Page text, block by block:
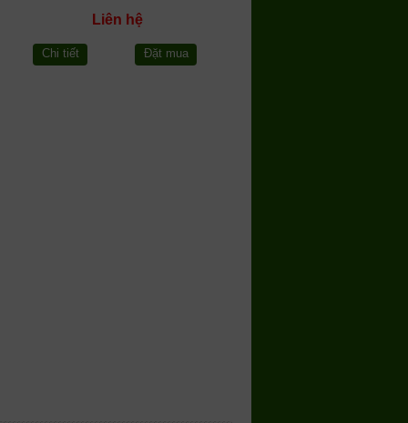
Liên hệ
Chi tiết Đặt mua